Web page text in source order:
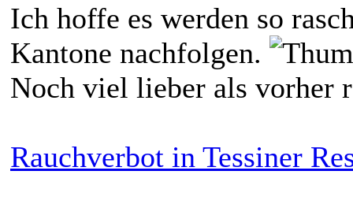
Ich hoffe es werden so
Kantone nachfolgen.
Noch viel lieber als vorher
Rauchverbot in Tessiner